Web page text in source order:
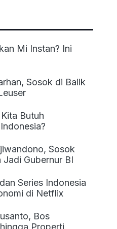
Mi Instan? Ini
Sosok di Balik
Butuh
Sosok
Gubernur BI
Series Indonesia
di Netflix
Bos
Properti